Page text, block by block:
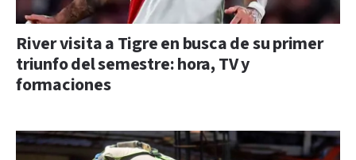
River visita a Tigre en busca de su primer
triunfo del semestre: hora, TV y
formaciones